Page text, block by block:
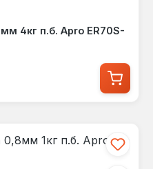
4кг п.б. Apro ER70S-